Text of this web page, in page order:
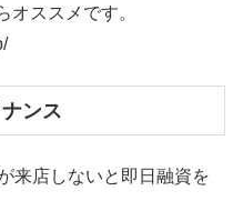
オススメです。
ンス
来店しないと即日融資を